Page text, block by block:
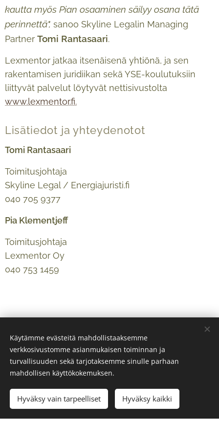
kautta myös Pian osaaminen säilyy osana tätä
perinnettä", sanoo Skyline Legalin Managing
Partner Tomi Rantasaari.
Lexmentor jatkaa itsenäisenä yhtiönä, ja sen
rakentamisen juridiikan sekä YSE-koulutuksiin
liittyvät palvelut löytyvät nettisivustolta
www.lexmentor.fi.
Lisätiedot ja yhteydenotot
Tomi Rantasaari
Toimitusjohtaja
Skyline Legal / Energiajuristi.fi
040 705 9377
Pia Klementjeff
Toimitusjohtaja
Lexmentor Oy
040 753 1459
© 2024 Kaikki oikeudet pidätetään
Copyright Skyline Legal Oy 2026 Evästeet
Käytämme evästeitä mahdollistaaksemme
verkkosivustomme asianmukaisen toiminnan ja
turvallisuuden sekä tarjotaksemme sinulle parhaan
mahdollisen käyttökokemuksen.
Hyväksy vain tarpeelliset Hyväksy kaikki